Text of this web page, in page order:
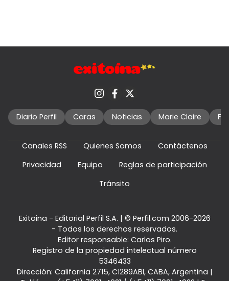
Diario Perfil Caras Noticias Marie Claire
Canales RSS Quienes Somos
Contáctenos
Privacidad
Equipo
Reglas de participación
Tránsito
Exitoina - Editorial Perfil S.A. | © Perfil.com 2006-2026
- Todos los derechos reservados.
Editor responsable: Carlos Piro.
Registro de la propiedad intelectual número
5346433
Dirección: California 2715, C1289ABI, CABA, Argentina |